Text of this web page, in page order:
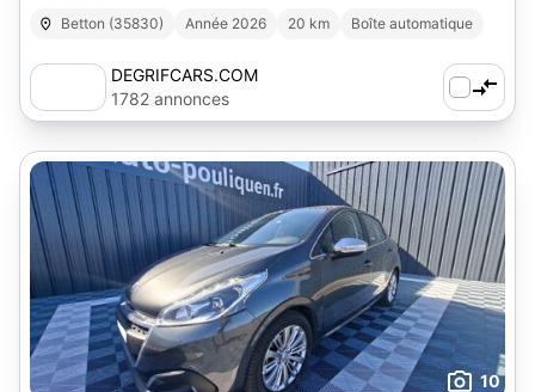
Betton (35830) Année 2026 20 km Boîte automatique
DEGRIFCARS.COM
1782 annonces
10